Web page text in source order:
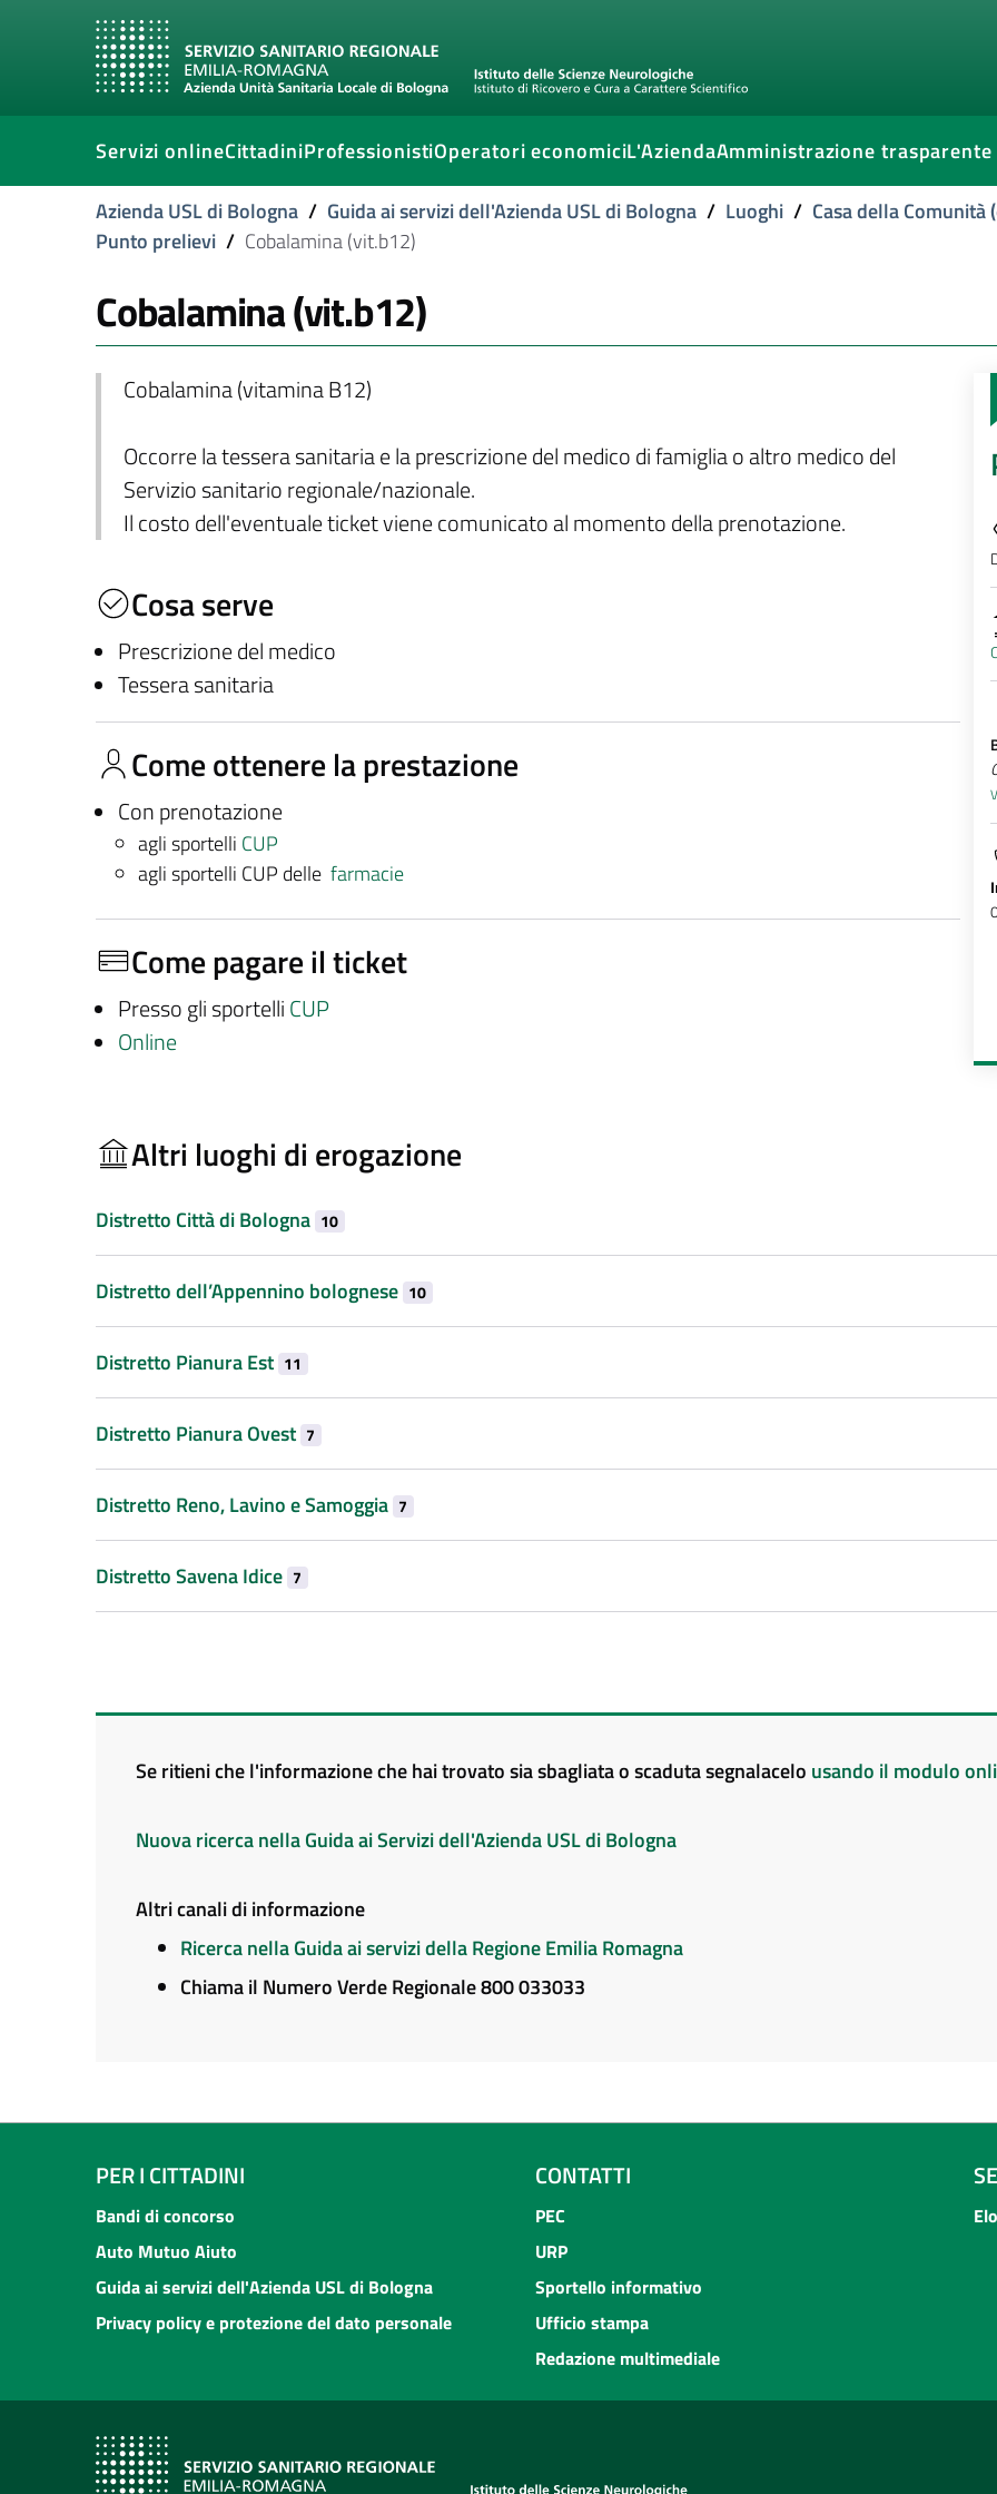
Servizi onlineCittadiniProfessionistiOperatori economiciL'AziendaAmministrazione trasparente
Azienda USL di Bologna / Guida ai servizi dell'Azienda USL di Bologna / Luoghi / Casa della Comunità
Punto prelievi / Cobalamina (vit.b12)
Cobalamina (vit.b12)
Cobalamina (vitamina B12)
Occorre la tessera sanitaria e la prescrizione del medico di famiglia o altro medico del
Servizio sanitario regionale/nazionale.
Il costo dell'eventuale ticket viene comunicato al momento della prenotazione.
Cosa serve
Prescrizione del medico
Tessera sanitaria
Come ottenere la prestazione
Con prenotazione
agli sportelli CUP
agli sportelli CUP delle farmacie
Come pagare il ticket
Presso gli sportelli CUP
Online
Altri luoghi di erogazione
Distretto Città di Bologna 10
Distretto dell’Appennino bolognese 10
Distretto Pianura Est 11
Distretto Pianura Ovest 7
Distretto Reno, Lavino e Samoggia 7
Distretto Savena Idice 7
Se ritieni che l'informazione che hai trovato sia sbagliata o scaduta segnalacelo usando il modulo
Nuova ricerca nella Guida ai Servizi dell'Azienda USL di Bologna
Altri canali di informazione
Ricerca nella Guida ai servizi della Regione Emilia Romagna
Chiama il Numero Verde Regionale 800 033033
PER I CITTADINI
Bandi di concorso
Auto Mutuo Aiuto
Guida ai servizi dell'Azienda USL di Bologna
Privacy policy e protezione del dato personale
CONTATTI
PEC
URP
Sportello informativo
Ufficio stampa
Redazione multimediale